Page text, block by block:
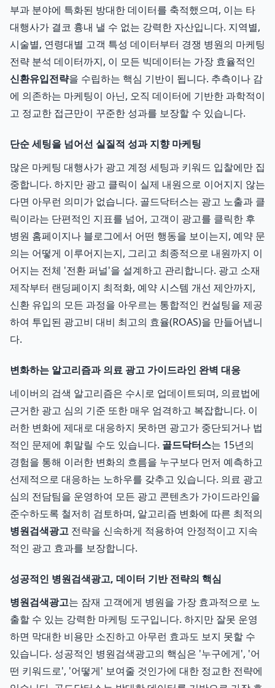
부과 분야에 특화된 방대한 데이터를 축적했으며, 이는 타
대행사가 결코 흉내 낼 수 없는 강력한 자산입니다. 지역별,
시술별, 연령대별 고객 특성 데이터부터 경쟁 병원의 마케팅
전략 분석 데이터까지, 이 모든 빅데이터는 가장 효율적인
신환유입전략을 수립하는 핵심 기반이 됩니다. 추측이나 감
에 의존하는 마케팅이 아닌, 오직 데이터에 기반한 과학적이
고 정교한 접근만이 꾸준한 성과를 보장할 수 있습니다.
단순 세팅을 넘어선 실질적 성과 지향 마케팅
많은 마케팅 대행사가 광고 계정 세팅과 키워드 입찰에만 집
중합니다. 하지만 광고 클릭이 실제 내원으로 이어지지 않는
다면 아무런 의미가 없습니다. 골드닥터스는 광고 노출과 클
릭이라는 단편적인 지표를 넘어, 고객이 광고를 클릭한 후
병원 홈페이지나 블로그에서 어떤 행동을 보이는지, 예약 문
의는 어떻게 이루어지는지, 그리고 최종적으로 내원까지 이
어지는 전체 '전환 퍼널'을 설계하고 관리합니다. 광고 소재
제작부터 랜딩페이지 최적화, 예약 시스템 개선 제안까지,
신환 유입의 모든 과정을 아우르는 통합적인 컨설팅을 제공
하여 투입된 광고비 대비 최고의 효율(ROAS)을 만들어냅니
다.
변화하는 알고리즘과 의료 광고 가이드라인 완벽 대응
네이버의 검색 알고리즘은 수시로 업데이트되며, 의료법에
근거한 광고 심의 기준 또한 매우 엄격하고 복잡합니다. 이
러한 변화에 제대로 대응하지 못하면 광고가 중단되거나 법
적인 문제에 휘말릴 수도 있습니다. 골드닥터스는 15년의
경험을 통해 이러한 변화의 흐름을 누구보다 먼저 예측하고
선제적으로 대응하는 노하우를 갖추고 있습니다. 의료 광고
심의 전담팀을 운영하여 모든 광고 콘텐츠가 가이드라인을
준수하도록 철저히 검토하며, 알고리즘 변화에 따른 최적의
병원검색광고 전략을 신속하게 적용하여 안정적이고 지속
적인 광고 효과를 보장합니다.
성공적인 병원검색광고, 데이터 기반 전략의 핵심
병원검색광고는 잠재 고객에게 병원을 가장 효과적으로 노
출할 수 있는 강력한 마케팅 도구입니다. 하지만 잘못 운영
하면 막대한 비용만 소진하고 아무런 효과도 보지 못할 수
있습니다. 성공적인 병원검색광고의 핵심은 '누구에게', '어
떤 키워드로', '어떻게' 보여줄 것인가에 대한 정교한 전략에